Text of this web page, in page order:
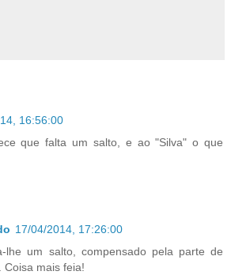
16:56:00
que falta um salto, e ao "Silva" o que
17/04/2014, 17:26:00
lhe um salto, compensado pela parte de
Coisa mais feia!